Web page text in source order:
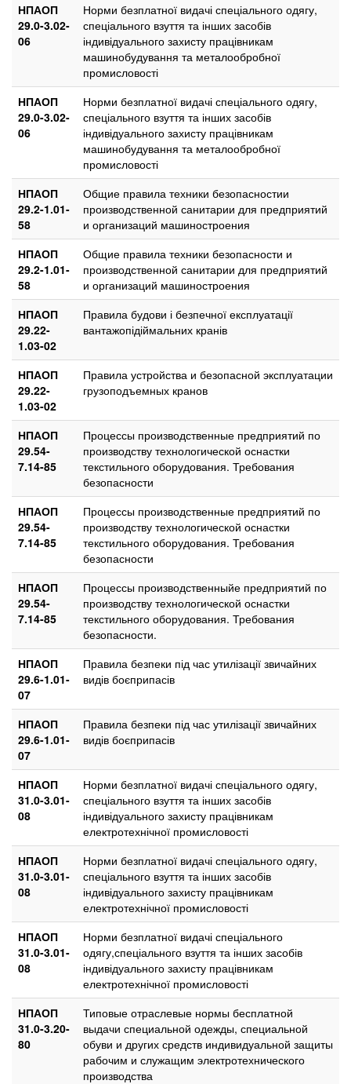
НПАОП
29.0-3.02-
06
Норми безплатної видачі спеціального одягу,
спеціального взуття та інших засобів
індивідуального захисту працівникам
машинобудування та металообробної
промисловості
НПАОП
29.0-3.02-
06
Норми безплатної видачі спеціального одягу,
спеціального взуття та інших засобів
індивідуального захисту працівникам
машинобудування та металообробної
промисловості
НПАОП
29.2-1.01-
58
Общие правила техники безопасностии
производственной санитарии для предприятий
и организаций машиностроения
НПАОП
29.2-1.01-
58
Общие правила техники безопасности и
производственной санитарии для предприятий
и организаций машиностроения
НПАОП
29.22-
1.03-02
Правила будови і безпечної експлуатації
вантажопідіймальних кранів
НПАОП
29.22-
1.03-02
Правила устройства и безопасной эксплуатации
грузоподъемных кранов
НПАОП
29.54-
7.14-85
Процессы производственные предприятий по
производству технологической оснастки
текстильного оборудования. Требования
безопасности
НПАОП
29.54-
7.14-85
Процессы производственные предприятий по
производству технологической оснастки
текстильного оборудования. Требования
безопасности
НПАОП
29.54-
7.14-85
Процессы производственныйе предприятий по
производству технологической оснастки
текстильного оборудования. Требования
безопасности.
НПАОП
29.6-1.01-
07
Правила безпеки під час утилізації звичайних
видів боєприпасів
НПАОП
29.6-1.01-
07
Правила безпеки під час утилізації звичайних
видів боєприпасів
НПАОП
31.0-3.01-
08
Норми безплатної видачі спеціального одягу,
спеціального взуття та інших засобів
індивідуального захисту працівникам
електротехнічної промисловості
НПАОП
31.0-3.01-
08
Норми безплатної видачі спеціального одягу,
спеціального взуття та інших засобів
індивідуального захисту працівникам
електротехнічної промисловості
НПАОП
31.0-3.01-
08
Норми безплатної видачі спеціального
одягу,спеціального взуття та інших засобів
індивідуального захисту працівникам
електротехнічної промисловості
НПАОП
31.0-3.20-
80
Типовые отраслевые нормы бесплатной
выдачи специальной одежды, специальной
обуви и других средств индивидуальной защиты
рабочим и служащим электротехнического
производства